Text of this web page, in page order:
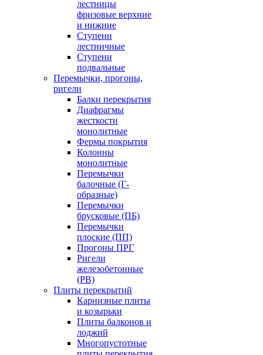
лестницы
фризовые верхние
и нижние
Ступени
лестничные
Ступени
подвальные
Перемычки, прогоны,
ригели
Балки перекрытия
Диафрагмы
жесткости
монолитные
Фермы покрытия
Колонны
монолитные
Перемычки
балочные (Г-
образные)
Перемычки
брусковые (ПБ)
Перемычки
плоские (ПП)
Прогоны ПРГ
Ригели
железобетонные
(РВ)
Плиты перекрытий
Карнизные плиты
и козырьки
Плиты балконов и
лоджий
Многопустотные